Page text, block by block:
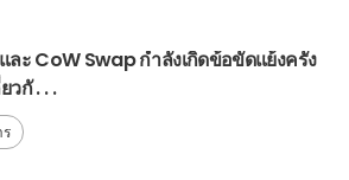
ละ CoW Swap กำลังเกิดข้อขัดแย้งครั้ง
วกั . . .